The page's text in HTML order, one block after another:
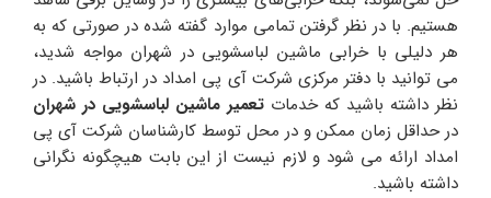
هستیم. با در نظر گرفتن تمامی موارد گفته شده در صورتی که به
هر دلیلی با خرابی ماشین لباسشویی در شهران مواجه شدید،
می توانید با دفتر مرکزی شرکت آی پی امداد در ارتباط باشید. در
نظر داشته باشید که خدمات تعمیر ماشین لباسشویی در شهران
در حداقل زمان ممکن و در محل توسط کارشناسان شرکت آی پی
امداد ارائه می شود و لازم نیست از این بابت هیچگونه نگرانی
داشته باشید.